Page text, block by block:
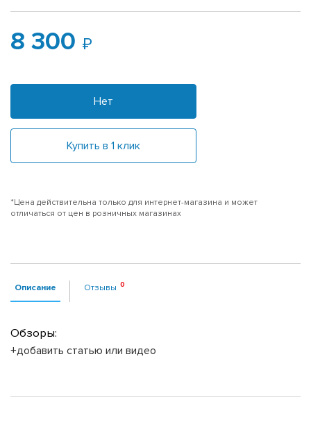
8 300
Нет
Купить в 1 клик
*Цена действительна только для интернет-магазина и может
отличаться от цен в розничных магазинах
Описание Отзывы
Обзоры:
+добавить статью или видео